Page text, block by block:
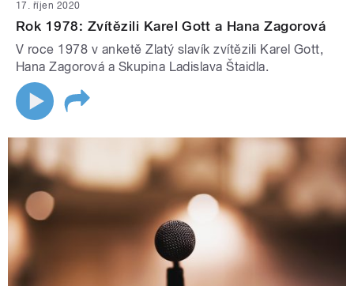
17. říjen 2020
Rok 1978: Zvítězili Karel Gott a Hana Zagorová
V roce 1978 v anketě Zlatý slavík zvítězili Karel Gott,
Hana Zagorová a Skupina Ladislava Štaidla.